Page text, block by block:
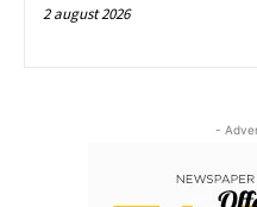
2 august 2026
-